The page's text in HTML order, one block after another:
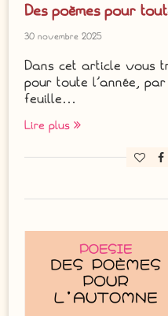
Des poèmes pour
30 novembre 2025
Dans cet article vous
pour toute l’année,
feuille…
Lire plus